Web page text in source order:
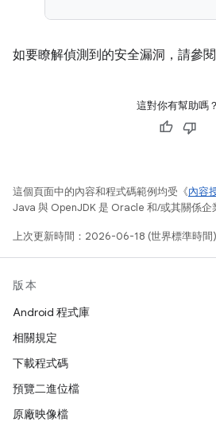
如要瞭解偵測到的安全漏洞，請參閱
這對你有幫助嗎？
這個頁面中的內容和程式碼範例均受《內容
Java 與 OpenJDK 是 Oracle 和/或其關係企
上次更新時間：2026-06-18 (世界標準時間)
版本
Android 程式庫
相關規定
下載程式碼
預覽二進位檔
原廠映像檔